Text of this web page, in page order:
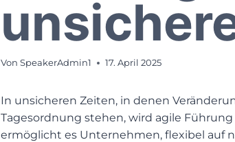
Von SpeakerAdmin1 17. April 2025
In unsicheren Zeiten, in denen
Tagesordnung stehen, wird agile
ermöglicht es Unternehmen, flexibel auf